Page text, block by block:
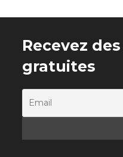
Recevez
gratuites